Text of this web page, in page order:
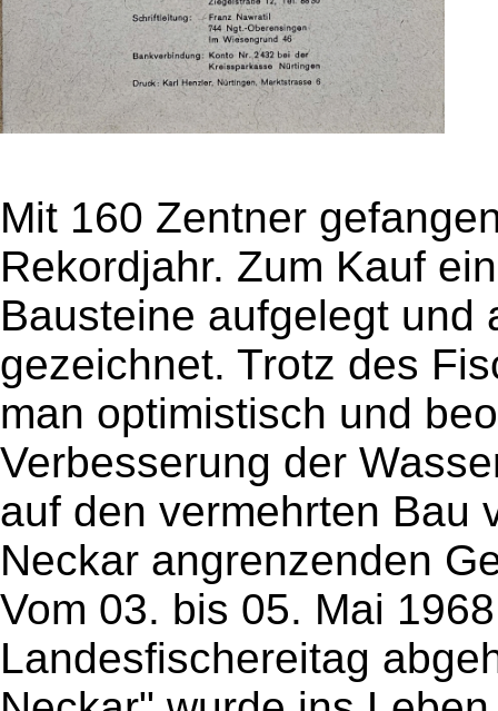
Mit 160 Zentner
Rekordjahr. Zum Kauf
Bausteine aufgelegt und
gezeichnet. Trotz des
man optimistisch und
Verbesserung der
auf den vermehrten Bau
Neckar angrenzenden
Vom 03. bis 05. Mai
Landesfischereitag